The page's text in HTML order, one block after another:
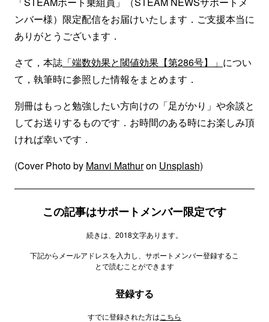
ンバー様）限定配信をお届けいたします．ご支援本当に
ありがとうございます．
さて，本誌 「端数効果と閾値効果【第286号】」 につい
て，執筆時に参照した情報をまとめます．
別冊はもっと勉強したい方向けの「足がかり」や余談と
してお送りするものです．お時間のある時にお楽しみ頂
ければ幸いです．
(Cover Photo by Manvi Mathuron Unsplash)
この記事はサポートメンバー限定です
続きは、2018文字あります。
下記からメールアドレスを入力し、サポートメンバー登録するこ
とで読むことができます
登録する
すでに登録された方は こちら